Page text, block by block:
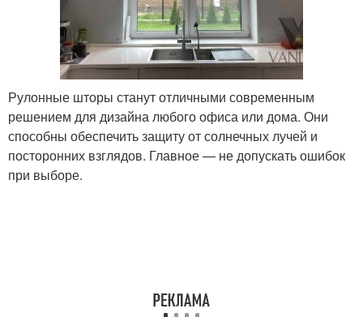
Рулонные шторы станут отличными современным
решением для дизайна любого офиса или дома. Они
способны обеспечить защиту от солнечных лучей и
посторонних взглядов. Главное — не допускать ошибок
при выборе.